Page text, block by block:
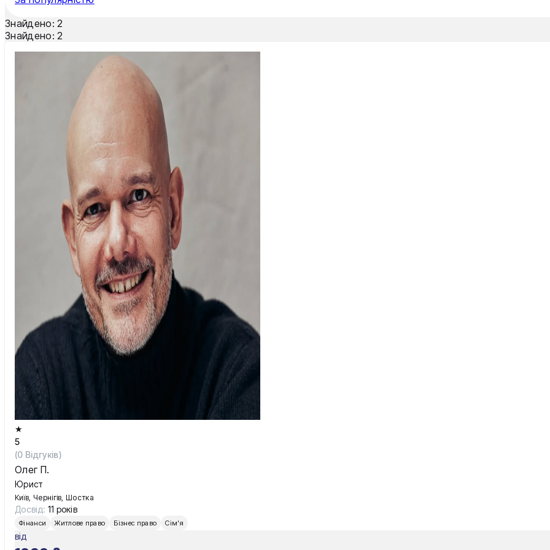
Тернопіль
Ужгород
Умань
Знайдено: 2
Знайдено: 2
★
5
(0 Відгуків)
Олег П.
Юрист
Київ, Чернігів, Шостка
Досвід: 11 років
Фінанси Житлове право Бізнес право Сім'я
від